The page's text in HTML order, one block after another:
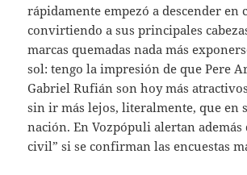
rápidamente empezó a descender en
convirtiendo a sus principales
marcas quemadas nada más
sol: tengo la impresión de que Pere
Gabriel Rufián son hoy más
sin ir más lejos, literalmente, que en
nación. En Vozpópuli alertan además
civil” si se confirman las encuestas